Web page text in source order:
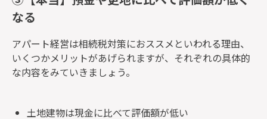
なる
アパート経営は相続税対策におススメといわれる理由、
いくつかメリットがあげられますが、それぞれの具体的
な内容をみていきましょう。
土地建物は現金に比べて評価額が低い